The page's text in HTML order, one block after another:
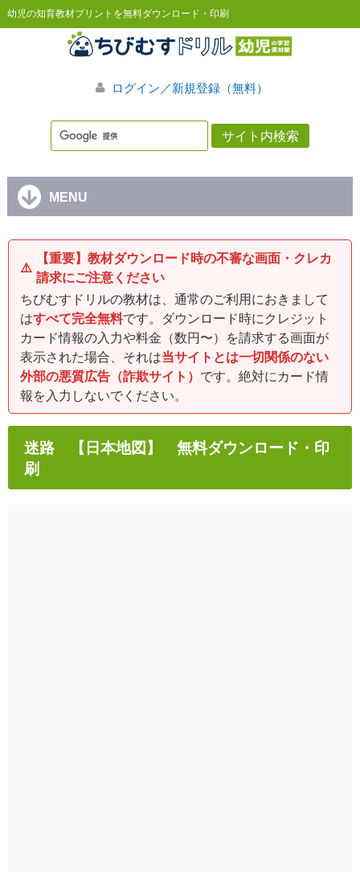
幼児の知育教材プリントを無料ダウンロード・印刷
ログイン／新規登録（無料）
MENU
⚠️
【重要】教材ダウンロード時の不審な画面・クレカ
請求にご注意ください
ちびむすドリルの教材は、通常のご利用におきまして
はすべて完全無料です。ダウンロード時にクレジット
カード情報の入力や料金（数円〜）を請求する画面が
表示された場合、それは当サイトとは一切関係のない
外部の悪質広告（詐欺サイト） です。絶対にカード情
報を入力しないでください。
迷路 【日本地図】 無料ダウンロード・印
刷